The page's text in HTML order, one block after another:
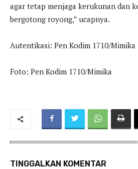
agar tetap menjaga kerukunan dan
bergotong royong,” ucapnya.
Autentikasi: Pen Kodim 1710/Mimika
Foto: Pen Kodim 1710/Mimika
TINGGALKAN KOMENTAR